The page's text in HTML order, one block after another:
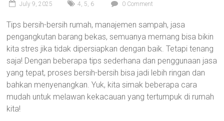
July 9, 2025 4, 5, 6 0 Comment
Tips bersih-bersih rumah, manajemen sampah, jasa
pengangkutan barang bekas, semuanya memang bisa bikin
kita stres jika tidak dipersiapkan dengan baik. Tetapi tenang
saja! Dengan beberapa tips sederhana dan penggunaan jasa
yang tepat, proses bersih-bersih bisa jadi lebih ringan dan
bahkan menyenangkan. Yuk, kita simak beberapa cara
mudah untuk melawan kekacauan yang tertumpuk di rumah
kita!